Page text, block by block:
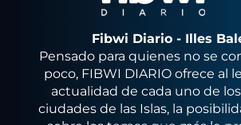
Fibwi Diario - Illes
Pensado para quienes no se
poco, FIBWI DIARIO ofrece al
actualidad de cada uno de
ciudades de las Islas, la